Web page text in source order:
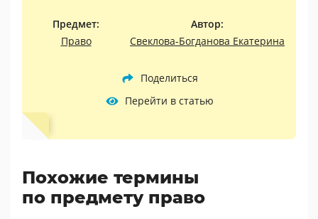
Предмет:
Право
Автор:
Свеклова-Богданова Екатерина
Поделиться
Перейти в статью
Похожие термины
по предмету право